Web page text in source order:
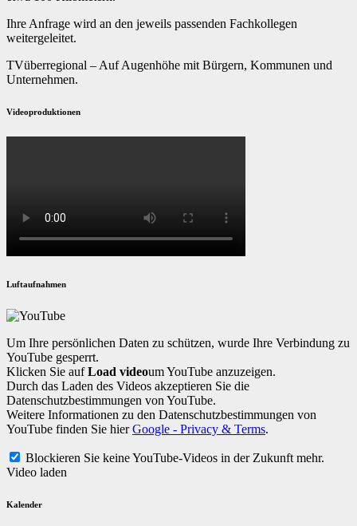
Ihre Anfrage wird an den jeweils passenden Fachkollegen
weitergeleitet.
TVüberregional – Auf Augenhöhe mit Bürgern, Kommunen und
Unternehmen.
Videoproduktionen
Luftaufnahmen
Um Ihre persönlichen Daten zu schützen, wurde Ihre Verbindung zu
YouTube gesperrt.
Klicken Sie aufLoad videoum YouTube anzuzeigen.
Durch das Laden des Videos akzeptieren Sie die
Datenschutzbestimmungen von YouTube.
Weitere Informationen zu den Datenschutzbestimmungen von
YouTube finden Sie hierGoogle - Privacy & Terms.
Blockieren Sie keine YouTube-Videos in der Zukunft mehr.
Video laden
Kalender